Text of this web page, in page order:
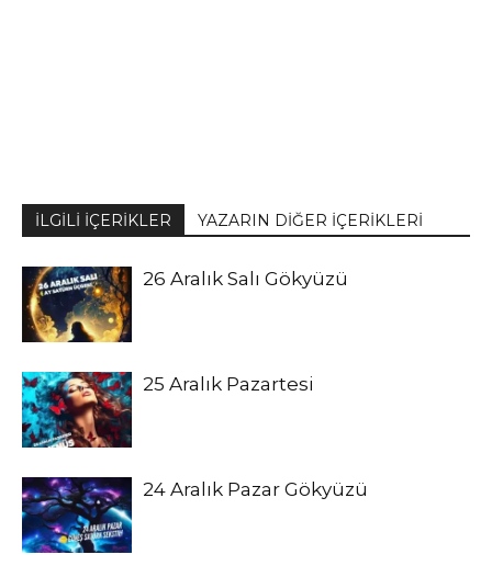
İLGİLİ İÇERİKLER YAZARIN DİĞER İÇERİKLERİ
26 Aralık Salı Gökyüzü
25 Aralık Pazartesi
24 Aralık Pazar Gökyüzü